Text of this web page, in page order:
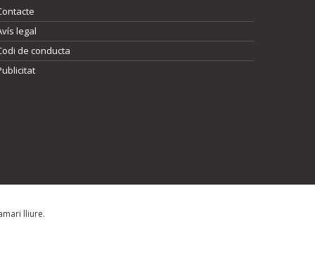
legal
de conducta
lliure.